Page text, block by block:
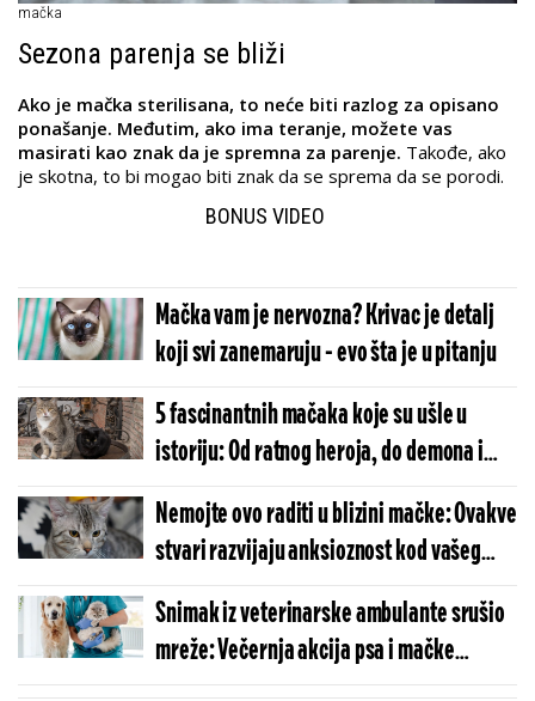
mačka
Sezona parenja se bliži
Ako je mačka sterilisana, to neće biti razlog za opisano
ponašanje. Međutim, ako ima teranje, možete vas
masirati kao znak da je spremna za parenje. Takođe, ako
je skotna, to bi mogao biti znak da se sprema da se porodi.
BONUS VIDEO
Mačka vam je nervozna? Krivac je detalj
koji svi zanemaruju - evo šta je u pitanju
5 fascinantnih mačaka koje su ušle u
istoriju: Od ratnog heroja, do demona i
milionskog krznenog naslednika
Nemojte ovo raditi u blizini mačke: Ovakve
stvari razvijaju anksioznost kod vašeg
ljubimca
Snimak iz veterinarske ambulante srušio
mreže: Večernja akcija psa i mačke
postala viralna (VIDEO)